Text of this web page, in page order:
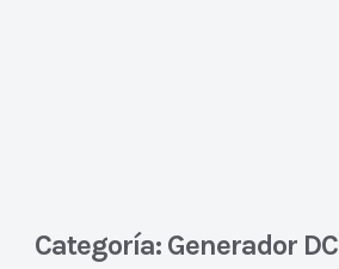
Categoría: Generador DC